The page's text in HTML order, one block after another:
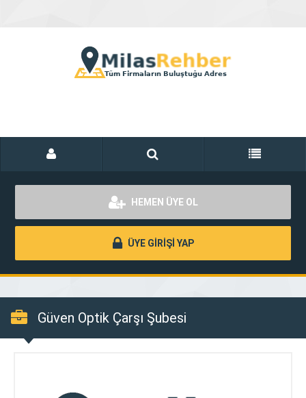
HEMEN ÜYE OL
ÜYE GİRİŞİ YAP
Güven Optik Çarşı Şubesi